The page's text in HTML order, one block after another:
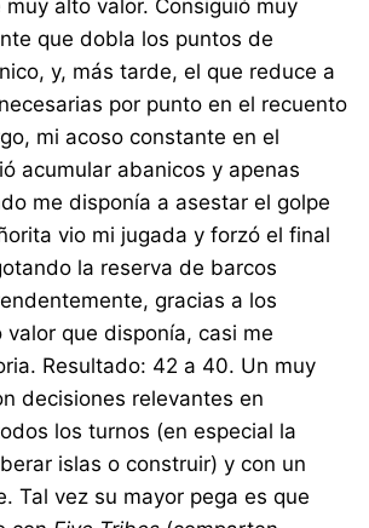
alto valor. Consiguió muy
que dobla los puntos de
y, más tarde, el que reduce a
por punto en el recuento
mi acoso constante en el
acumular abanicos y apenas
me disponía a asestar el golpe
vio mi jugada y forzó el final
la reserva de barcos
gracias a los
que disponía, casi me
Resultado: 42 a 40. Un muy
decisiones relevantes en
los turnos (en especial la
islas o construir) y con un
Tal vez su mayor pega es que